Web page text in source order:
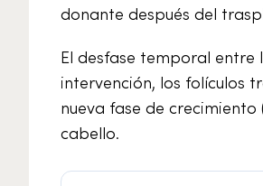
donante después del
El desfase temporal entre
intervención, los folículos
nueva fase de
cabello.